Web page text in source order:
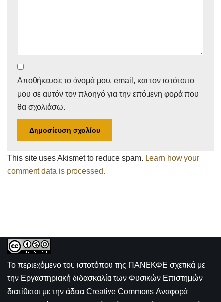
Αποθήκευσε το όνομά μου, email, και τον ιστότοπο
μου σε αυτόν τον πλοηγό για την επόμενη φορά που
θα σχολιάσω.
This site uses Akismet to reduce spam. Learn how your
comment data is processed.
Το περιεχόμενο του ιστοτόπου της ΠΑΝΕΚΦΕ σχετικά με
την Εργαστηριακή διδασκαλία των Φυσικών Επιστημών
διατίθεται με την άδεια Creative Commons Αναφορά